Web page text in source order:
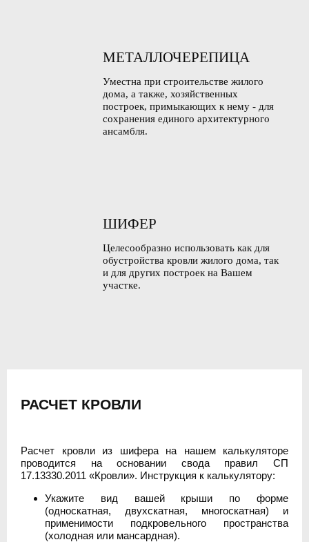
МЕТАЛЛОЧЕРЕПИЦА
Уместна при строительстве жилого
дома, а также, хозяйственных
построек, примыкающих к нему - для
сохранения единого архитектурного
ансамбля.
ШИФЕР
Целесообразно использовать как для
обустройства кровли жилого дома, так
и для других построек на Вашем
участке.
РАСЧЕТ КРОВЛИ
Расчет кровли из шифера на нашем калькуляторе
проводится на основании свода правил СП
17.13330.2011 «Кровли». Инструкция к калькулятору:
Укажите вид вашей крыши по форме
(односкатная, двухскатная, многоскатная) и
применимости подкровельного пространства
(холодная или мансардная).